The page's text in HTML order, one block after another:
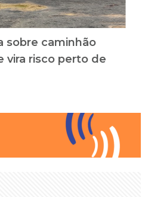
sobre caminhão
vira risco perto de